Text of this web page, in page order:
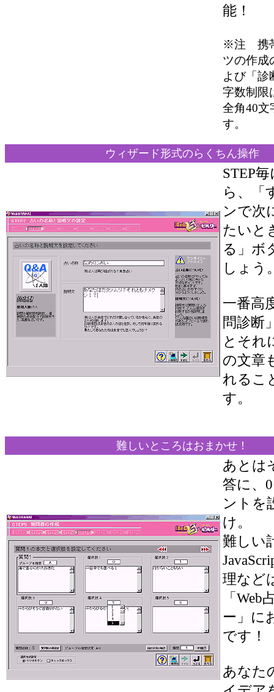
能！
※注 携
ツの作成
よび「診
字数制限
全角40文
す。
ウィザード形式のらくちん操作
STEP
ら、「
ンで次
たいと
る」ボ
しょう
一番高
問診断
とそれ
の文章
れるこ
す。
難しいところはおまかせ！
あとは
答に、
ントを
け。
難しい
理など
「Web
ー」に
です！
あなた